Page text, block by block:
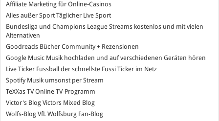
Affiliate Marketing für Online-Casinos
Alles außer SportTäglicher Live Sport
Bundesliga und Champions League Streams kostenlos und mit vielen
Alternativen
Goodreads Bücher Community + Rezensionen
Google Music Musik hochladen und auf verschiedenen Geräten hören
Live Ticker Fussball
der schnellste Fussi Ticker im Netz
SpotifyMusik umsonst per Stream
TeXXas TVOnline TV-Programm
Victor's Blog Victors Mixed Blog
Wolfs-Blog VfL Wolfsburg Fan-Blog